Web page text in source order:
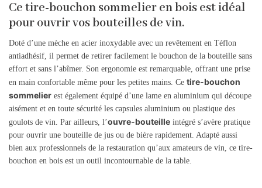
Ce tire-bouchon sommelier en bois est idéal
pour ouvrir vos bouteilles de vin.
Doté d’une mèche en acier inoxydable avec un revêtement en Téflon
antiadhésif, il permet de retirer facilement le bouchon de la bouteille sans
effort et sans l’abîmer. Son ergonomie est remarquable, offrant une prise
en main confortable même pour les petites mains. Ce tire-bouchon
sommelier est également équipé d’une lame en aluminium qui découpe
aisément et en toute sécurité les capsules aluminium ou plastique des
goulots de vin. Par ailleurs, l’ouvre-bouteille intégré s’avère pratique
pour ouvrir une bouteille de jus ou de bière rapidement. Adapté aussi
bien aux professionnels de la restauration qu’aux amateurs de vin, ce tire-
bouchon en bois est un outil incontournable de la table.